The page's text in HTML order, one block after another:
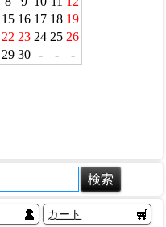
カート